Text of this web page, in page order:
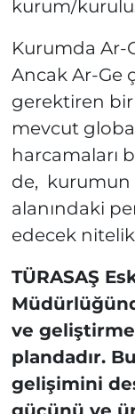
kurum/
Kurumda Ar-
Ancak Ar-Ge
gerektiren
mevcut
harcamaları
de, kurumun
alanındaki
edecek
TÜRASAŞ
ve
plandadır.
gelişimini